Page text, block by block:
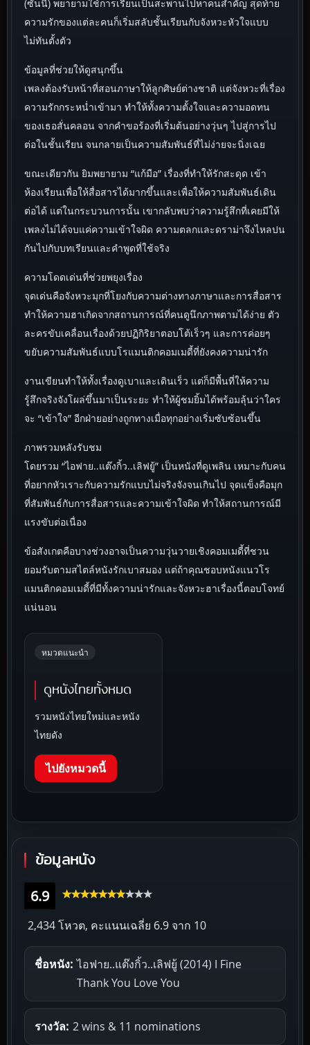
(ซันนี่) พยายามใช้การเรียนเป็นสะพานไปหาคนสำคัญ สุดท้าย
ความรักของแต่ละคนก็เริ่มสลับชั้นเรียนกับจังหวะหัวใจแบบ
ไม่ทันตั้งตัว
ข้อมูลที่ช่วยให้ดูสนุกขึ้น
เพลงต้องรับหน้าที่สอนภาษาให้ลูกศิษย์ต่างชาติ แต่จังหวะที่เรื่อง
ความรักกระหน่ำเข้ามา ทำให้ทั้งความตั้งใจและความอดทน
ของเธอสั่นคลอน จากคำขอร้องที่เริ่มต้นอย่างวุ่นๆ ไปสู่การไป
ต่อในชั้นเรียน จนกลายเป็นความสัมพันธ์ที่ไม่ง่ายจะนิ่งเฉย
ขณะเดียวกัน ยิมพยายาม “แก้มือ” เรื่องที่ทำให้รักสะดุด เข้า
ห้องเรียนเพื่อให้สื่อสารได้มากขึ้นและเพื่อให้ความสัมพันธ์เดิน
ต่อได้ แต่ในกระบวนการนั้น เขากลับพบว่าความรู้สึกที่เคยมีให้
เพลงไม่ได้จบแค่ความเข้าใจผิด ความตลกและดราม่าจึงไหลปน
กันไปกับบทเรียนและคำพูดที่ใช้จริง
ความโดดเด่นที่ช่วยพยุงเรื่อง
จุดเด่นคือจังหวะมุกที่โยงกับความต่างทางภาษาและการสื่อสาร
ทำให้ความฮาเกิดจากสถานการณ์ที่คนดูนึกภาพตามได้ง่าย ตัว
ละครขับเคลื่อนเรื่องด้วยปฏิกิริยาตอบโต้เร็วๆ และการค่อยๆ
ขยับความสัมพันธ์แบบโรแมนติกคอมเมดี้ที่ยังคงความน่ารัก
งานเขียนทำให้ทั้งเรื่องดูเบาและเดินเร็ว แต่ก็มีพื้นที่ให้ความ
รู้สึกจริงจังโผล่ขึ้นมาเป็นระยะ ทำให้ผู้ชมยิ้มได้พร้อมลุ้นว่าใคร
จะ “เข้าใจ” อีกฝ่ายอย่างถูกทางเมื่อทุกอย่างเริ่มซับซ้อนขึ้น
ภาพรวมหลังรับชม
โดยรวม “ไอฟาย..แต๊งกิ้ว..เลิฟยู้” เป็นหนังที่ดูเพลิน เหมาะกับคน
ที่อยากหัวเราะกับความรักแบบไม่จริงจังจนเกินไป จุดแข็งคือมุก
ที่สัมพันธ์กับการสื่อสารและความเข้าใจผิด ทำให้สถานการณ์มี
แรงขับต่อเนื่อง
ข้อสังเกตคือบางช่วงอาจเป็นความวุ่นวายเชิงคอมเมดี้ที่ชวน
ยอมรับตามสไตล์หนังรักเบาสมอง แต่ถ้าคุณชอบหนังแนวโร
แมนติกคอมเมดี้ที่มีทั้งความน่ารักและจังหวะฮาเรื่องนี้ตอบโจทย์
แน่นอน
หมวดแนะนำ
ดูหนังไทยทั้งหมด
รวมหนังไทยใหม่และหนัง
ไทยดัง
ไปยังหมวดนี้
ข้อมูลหนัง
6.9
2,434 โหวต, คะแนนเฉลี่ย 6.9 จาก 10
ชื่อหนัง: ไอฟาย..แต๊งกิ้ว..เลิฟยู้ (2014) I Fine
Thank You Love You
รางวัล: 2 wins & 11 nominations